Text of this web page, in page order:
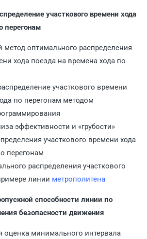
участкового времени хода
перегонам
метод оптимального распределения
хода поезда на времена хода по
участкового времени
по перегонам методом
эффективности и «грубости»
участкового времени хода
перегонам
распределения участкового
линии метрополитена
способности линии по
безопасности движения
оценка минимального интервала